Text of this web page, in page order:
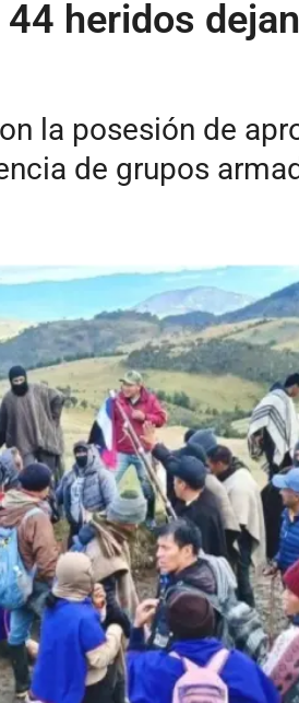
heridos
la posesión de
de grupos